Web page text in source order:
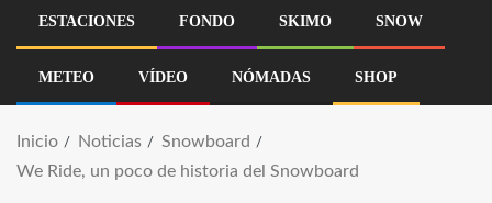
ESTACIONES FONDO SKIMO SNOW
METEO VÍDEO NÓMADAS SHOP
Inicio Noticias
Snowboard
We Ride, un poco de historia del Snowboard